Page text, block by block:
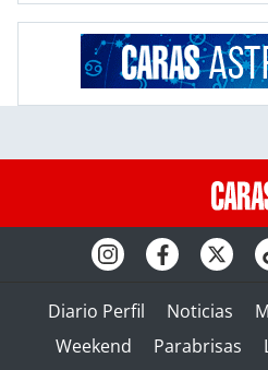
Diario Perfil Noticias
Weekend
Parabrisas